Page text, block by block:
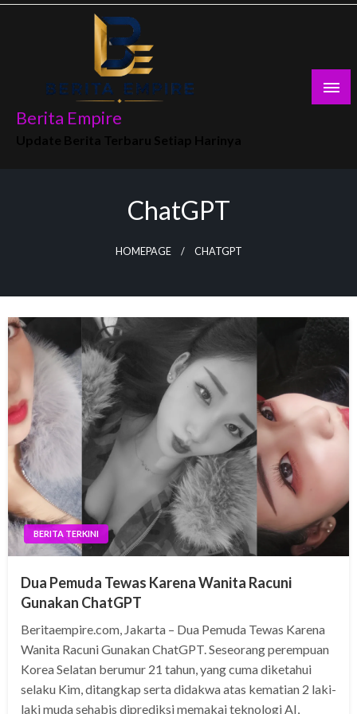
Skip
Berita Empire
ChatGPT
HOMEPAGE CHATGPT
BERITA TERKINI
Dua Pemuda Tewas Karena Wanita Racuni
Gunakan ChatGPT
Beritaempire.com, Jakarta – Dua Pemuda Tewas Karena
Wanita Racuni Gunakan ChatGPT. Seseorang perempuan
Korea Selatan berumur 21 tahun, yang cuma diketahui
selaku Kim, ditangkap serta didakwa atas kematian 2 laki-
laki muda sehabis diprediksi memakai teknologi AI,